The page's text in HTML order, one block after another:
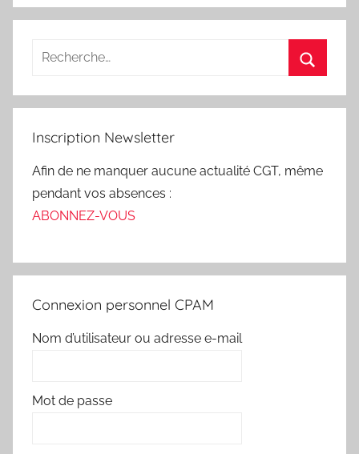
Inscription Newsletter
Afin de ne manquer aucune actualité CGT, même
pendant vos absences :
ABONNEZ-VOUS
Connexion personnel CPAM
Nom d’utilisateur ou adresse e-mail
Mot de passe